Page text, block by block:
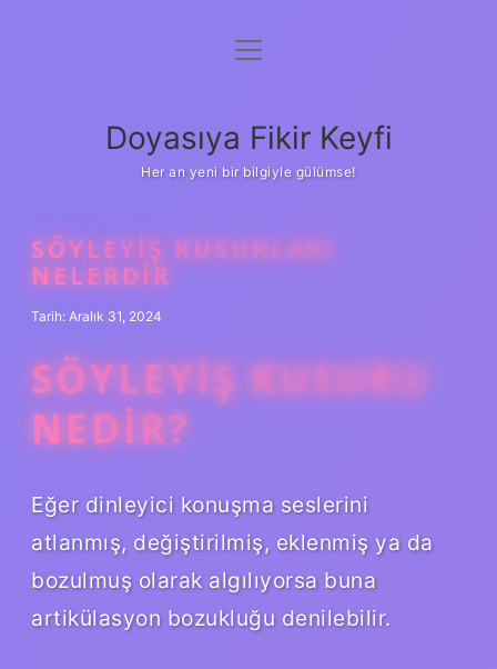
Anasayfa
Yasal Uyarı
menüyü
Doyasıya Fikir Keyfi
Her an yeni bir bilgiyle gülümse!
SÖYLEYIŞ KUSURLARI
NELERDIR
Tarih: Aralık 31, 2024
SÖYLEYIŞ KUSURU
NEDIR?
Eğer dinleyici konuşma seslerini
atlanmış, değiştirilmiş, eklenmiş ya da
bozulmuş olarak algılıyorsa buna
artikülasyon bozukluğu denilebilir.